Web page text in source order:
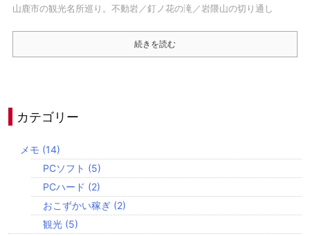
山鹿市の観光名所巡り。不動岩／釘ノ花の滝／岩隈山の切り通し
続きを読む
カテゴリー
メモ (14)
PCソフト (5)
PCハード (2)
おこずかい稼ぎ (2)
観光 (5)